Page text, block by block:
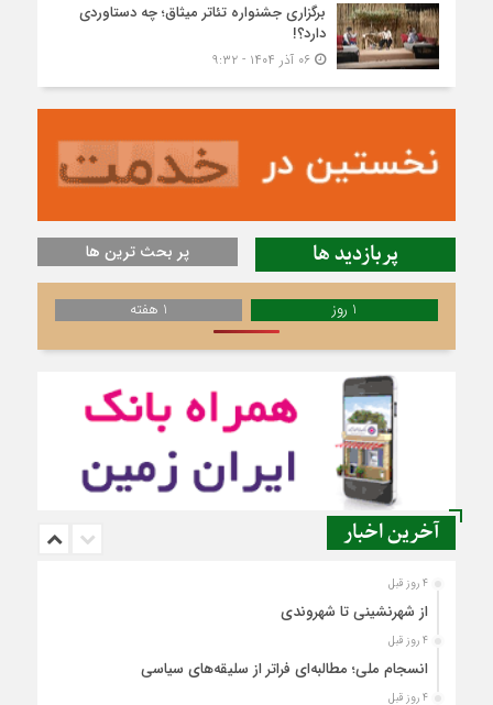
برگزاری جشنواره تئاتر میثاق؛ چه دستاوردی
دارد؟!
۰۶ آذر ۱۴۰۴ - ۹:۳۲
پربازدید ها پر بحث ترین ها
1 روز 1 هفته
آخرین اخبار
4 روز قبل
از شهرنشینی تا شهروندی
4 روز قبل
انسجام ملی؛ مطالبه‌ای فراتر از سلیقه‌های سیاسی
4 روز قبل